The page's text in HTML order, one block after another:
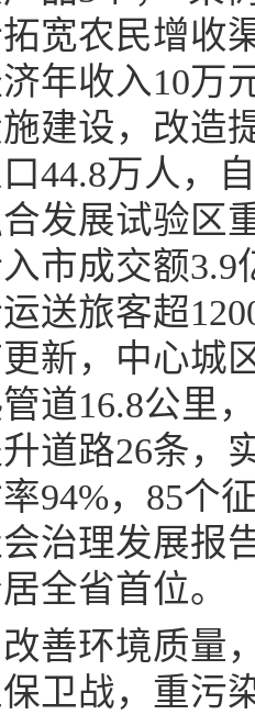
宽农民增收
年收入10万
建设，改造
44.8万人，
发展试验区
市成交额3.9
送旅客超
新，中心城
道16.8公里
道路26条，
94%，85个
治理发展报
全省首位。
改善环境质
卫战，重污